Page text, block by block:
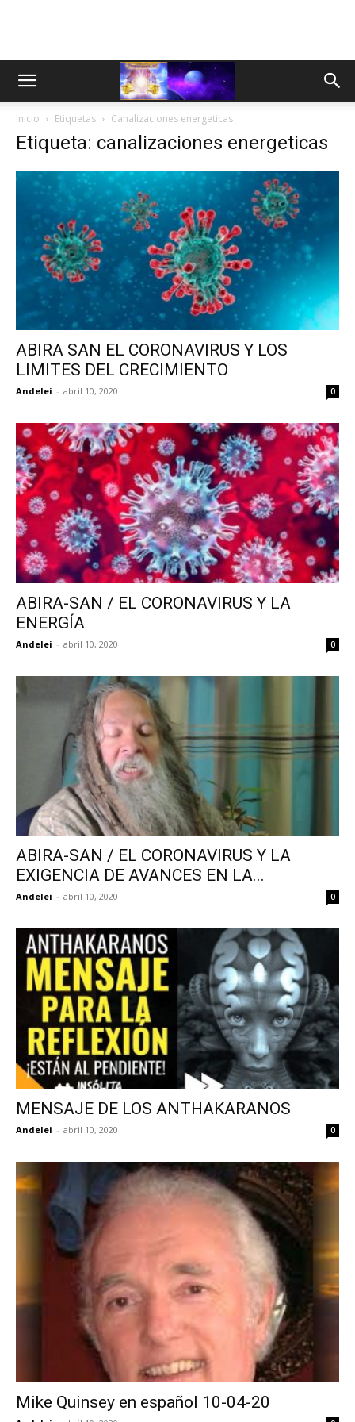
Inicio Etiquetas Canalizaciones energeticas
Etiqueta: canalizaciones energeticas
ABIRA SAN EL CORONAVIRUS Y LOS
LIMITES DEL CRECIMIENTO
Andelei - abril 10, 2020 0
ABIRA-SAN / EL CORONAVIRUS Y LA
ENERGÍA
Andelei - abril 10, 2020 0
ABIRA-SAN / EL CORONAVIRUS Y LA
EXIGENCIA DE AVANCES EN LA...
Andelei - abril 10, 2020 0
MENSAJE DE LOS ANTHAKARANOS
Andelei - abril 10, 2020 0
Mike Quinsey en español 10-04-20